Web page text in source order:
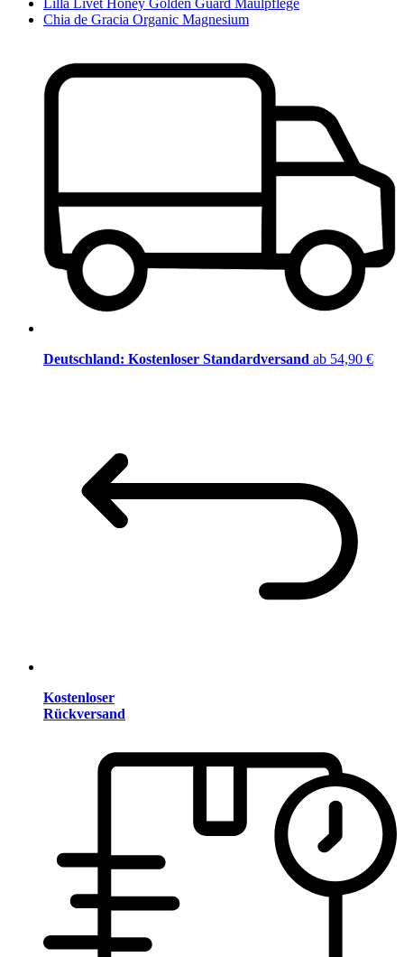
Lilla Livet Honey Golden Guard Maulpflege
Chia de Gracia Organic Magnesium
Deutschland: Kostenloser Standardversand ab 54,90 €
Kostenloser
Rückversand